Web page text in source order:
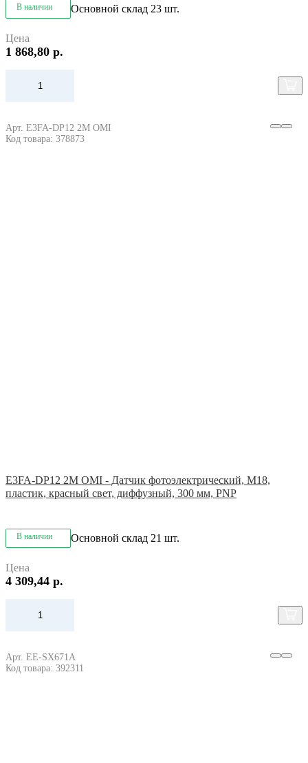
В наличии Основной склад 23 шт.
Цена
1 868,80 р.
Арт. E3FA-DP12 2M OMI
Код товара: 378873
E3FA-DP12 2M OMI - Датчик фотоэлектрический, M18,
пластик, красный свет, диффузный, 300 мм, PNP
В наличии Основной склад 21 шт.
Цена
4 309,44 р.
Арт. EE-SX671A
Код товара: 392311